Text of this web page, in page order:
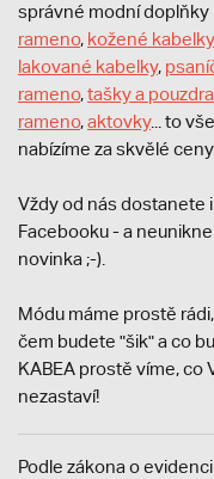
správné modní doplňky
rameno, kožené kabelky
lakované kabelky,
rameno,tašky a
rameno,aktovky... to
nabízíme za skvělé ceny.
Vždy od nás dostanete
Facebooku - a
novinka ;-).
Módu máme prostě
čem budete "šik" a co
KABEA prostě víme, co
nezastaví!
Podle zákona o